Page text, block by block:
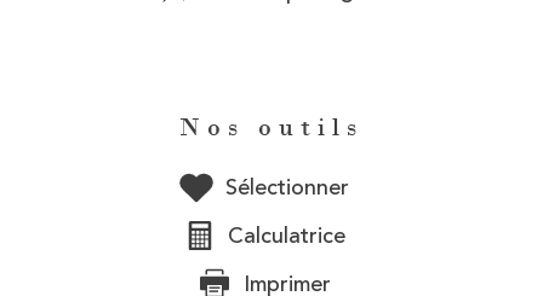
Nos outils
Sélectionner
Calculatrice
Imprimer